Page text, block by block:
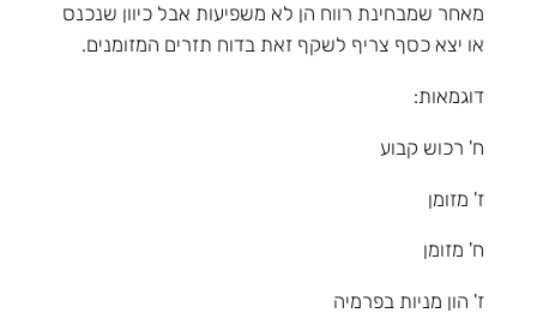
מאחר שמבחינת רווח הן לא משפיעות אבל כיוון שנכנס
או יצא כסף צריף לשקף זאת בדוח תזרים המזומנים.
דוגמאות:
ח' רכוש קבוע
ז' מזומן
ח' מזומן
ז' הון מניות בפרמיה